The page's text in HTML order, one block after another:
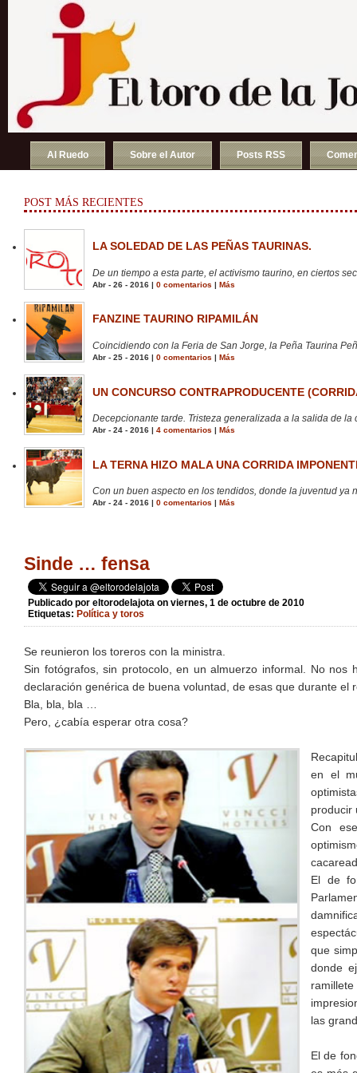
Al Ruedo Sobre el Autor Posts RSS
POST MÁS RECIENTES
LA SOLEDAD DE LAS PEÑAS TAURINAS.
De un tiempo a esta parte, el activismo taurino, en ciertos
Abr - 26 - 2016 | 0 comentarios | Más
FANZINE TAURINO RIPAMILÁN
Coincidiendo con la Feria de San Jorge, la Peña Taurina
Abr - 25 - 2016 | 0 comentarios | Más
UN CONCURSO CONTRAPRODUCENTE
Decepcionante tarde. Tristeza generalizada a la salida de la
Abr - 24 - 2016 | 4 comentarios | Más
LA TERNA HIZO MALA UNA CORRIDA
Con un buen aspecto en los tendidos, donde la juventud ya
Abr - 24 - 2016 | 0 comentarios Más
Sinde … fensa
Publicado por eltorodelajota on viernes, 1 de octubre de 2010
Etiquetas: Política y toros
Se reunieron los toreros con la ministra.
Sin fotógrafos, sin protocolo, en un almuerzo informal. No
declaración genérica de buena voluntad, de esas que durante el
Bla, bla, bla …
Pero, ¿cabía esperar otra cosa?
en el
producir
Con
El de
que
donde
las
El de